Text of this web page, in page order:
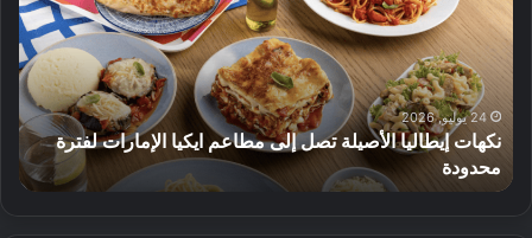
تصل إلى مطاعم ايكيا الإمارات لفترة
م
ج
ي
ه
و
م
ت
ق
8 يوليو, 2026
الأثاث